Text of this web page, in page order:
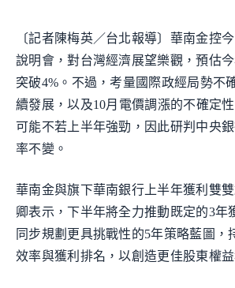
〔記者陳梅英／台北報導〕華南金控
說明會，對台灣經濟展望樂觀，預估
突破4%。不過，考量國際政經局勢不
續發展，以及10月電價調漲的不確定
可能不若上半年強勁，因此研判中央
率不變。
華南金與旗下華南銀行上半年獲利雙
卿表示，下半年將全力推動既定的3年
同步規劃更具挑戰性的5年策略藍圖，
效率與獲利排名，以創造更佳股東權益